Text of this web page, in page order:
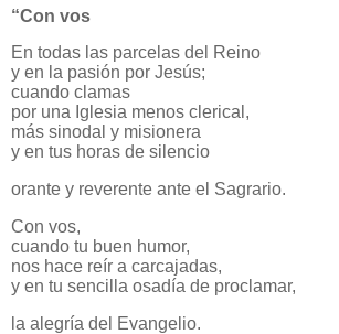
“Con vos
En todas las parcelas del Reino
y en la pasión por Jesús;
cuando clamas
por una Iglesia menos clerical,
más sinodal y misionera
y en tus horas de silencio
orante y reverente ante el Sagrario.
Con vos,
cuando tu buen humor,
nos hace reír a carcajadas,
y en tu sencilla osadía de proclamar,
la alegría del Evangelio.